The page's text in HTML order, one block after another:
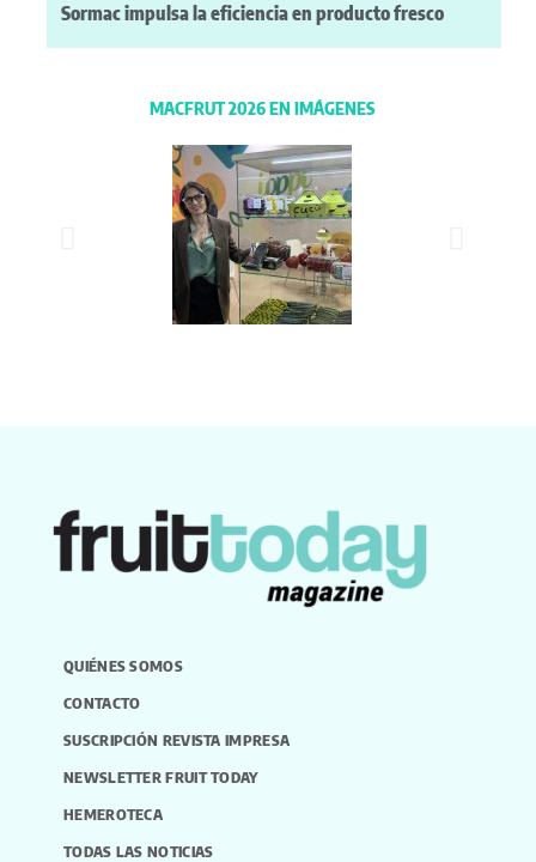
Sormac impulsa la eficiencia en producto fresco
MACFRUT 2026 EN IMÁGENES
QUIÉNES SOMOS
CONTACTO
SUSCRIPCIÓN REVISTA IMPRESA
NEWSLETTER FRUIT TODAY
HEMEROTECA
TODAS LAS NOTICIAS